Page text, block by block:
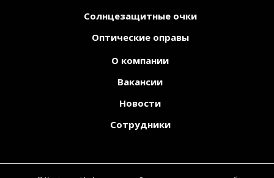
Солнцезащитные очки
Оптические оправы
О компании
Вакансии
Новости
Сотрудники